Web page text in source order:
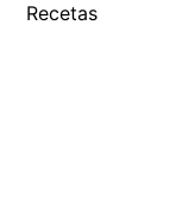
Recetas